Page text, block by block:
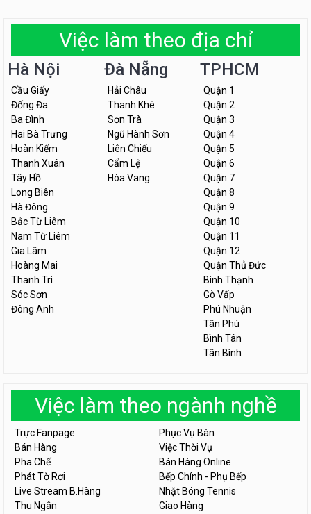
Việc làm theo địa chỉ
Hà Nội
Cầu Giấy
Đống Đa
Ba Đình
Hai Bà Trưng
Hoàn Kiếm
Thanh Xuân
Tây Hồ
Long Biên
Hà Đông
Bắc Từ Liêm
Nam Từ Liêm
Gia Lâm
Hoàng Mai
Thanh Trì
Sóc Sơn
Đông Anh
Đà Nẵng
Hải Châu
Thanh Khê
Sơn Trà
Ngũ Hành Sơn
Liên Chiểu
Cẩm Lệ
Hòa Vang
TPHCM
Quận 1
Quận 2
Quận 3
Quận 4
Quận 5
Quận 6
Quận 7
Quận 8
Quận 9
Quận 10
Quận 11
Quận 12
Quận Thủ Đức
Bình Thạnh
Gò Vấp
Phú Nhuận
Tân Phú
Bình Tân
Tân Bình
Việc làm theo ngành nghề
Trực Fanpage
Phục Vụ Bàn
Bán Hàng
Việc Thời Vụ
Pha Chế
Bán Hàng Online
Phát Tờ Rơi
Bếp Chính - Phụ Bếp
Live Stream B.Hàng
Nhặt Bóng Tennis
Thu Ngân
Giao Hàng